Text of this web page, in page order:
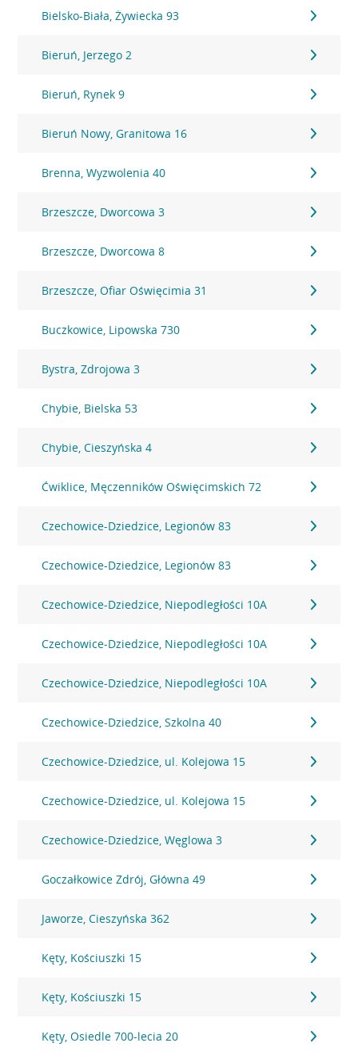
Bielsko-Biała, Żywiecka 93
Bieruń, Jerzego 2
Bieruń, Rynek 9
Bieruń Nowy, Granitowa 16
Brenna, Wyzwolenia 40
Brzeszcze, Dworcowa 3
Brzeszcze, Dworcowa 8
Brzeszcze, Ofiar Oświęcimia 31
Buczkowice, Lipowska 730
Bystra, Zdrojowa 3
Chybie, Bielska 53
Chybie, Cieszyńska 4
Ćwiklice, Męczenników Oświęcimskich 72
Czechowice-Dziedzice, Legionów 83
Czechowice-Dziedzice, Legionów 83
Czechowice-Dziedzice, Niepodległości 10A
Czechowice-Dziedzice, Niepodległości 10A
Czechowice-Dziedzice, Niepodległości 10A
Czechowice-Dziedzice, Szkolna 40
Czechowice-Dziedzice, ul. Kolejowa 15
Czechowice-Dziedzice, ul. Kolejowa 15
Czechowice-Dziedzice, Węglowa 3
Goczałkowice Zdrój, Główna 49
Jaworze, Cieszyńska 362
Kęty, Kościuszki 15
Kęty, Kościuszki 15
Kęty, Osiedle 700-lecia 20